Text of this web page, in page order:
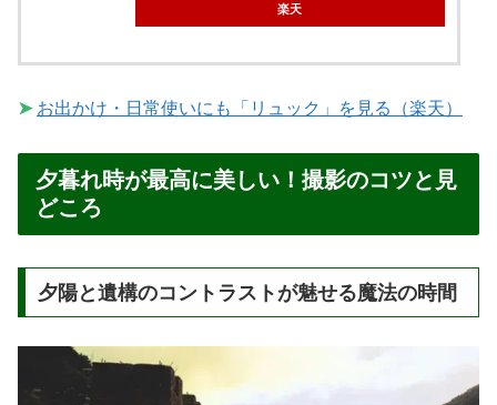
楽天
➤ お出かけ・日常使いにも「リュック」を見る（楽天）
夕暮れ時が最高に美しい！撮影のコツと見
どころ
夕陽と遺構のコントラストが魅せる魔法の時間